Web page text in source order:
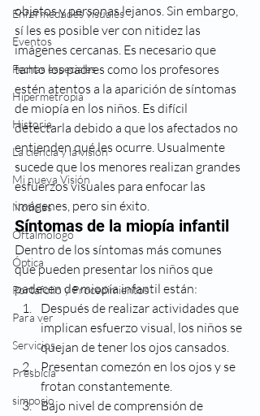
Enfermedades visuales
Eventos
Fechas especiales
Hipermetropia
Historia
La ciencia y la visión
Mi nueva Visión
Noticias
Oftalmologo
Óptica
Portafolio y Procedimientos
Para ver
Servicios
Presbicia
simposio
objetos y personas lejanos. Sin embargo,
sí les es posible ver con nitidez las
imágenes cercanas. Es necesario que
tanto los padres como los profesores
estén atentos a la aparición de síntomas
de miopía en los niños. Es difícil
detectarla debido a que los afectados no
entienden qué les ocurre. Usualmente
sucede que los menores realizan grandes
esfuerzos visuales para enfocar las
imágenes, pero sin éxito.
Síntomas de la miopía infantil
Dentro de los síntomas más comunes
que pueden presentar los niños que
padecen de miopía infantil están:
Después de realizar actividades que
implican esfuerzo visual, los niños se
quejan de tener los ojos cansados.
Presentan comezón en los ojos y se
frotan constantemente.
Bajo nivel de comprensión de